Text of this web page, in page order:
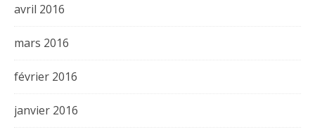
avril 2016
mars 2016
février 2016
janvier 2016